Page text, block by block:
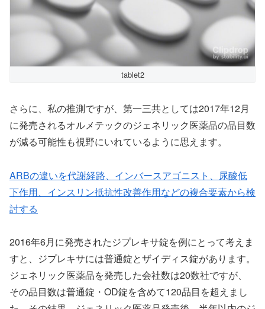
tablet2
さらに、私の推測ですが、第一三共としては2017年12月
に発売されるオルメテックのジェネリック医薬品の品目数
が減る可能性も視野にいれているように思えます。
ARBの違いを代謝経路、インバースアゴニスト、尿酸低
下作用、インスリン抵抗性改善作用などの複合要素から検
討する
2016年6月に発売されたジプレキサ錠を例にとって考えま
すと、ジプレキサには普通錠とザイディス錠があります。
ジェネリック医薬品を発売した会社数は20数社ですが、
その品目数は普通錠・OD錠を含めて120品目を超えまし